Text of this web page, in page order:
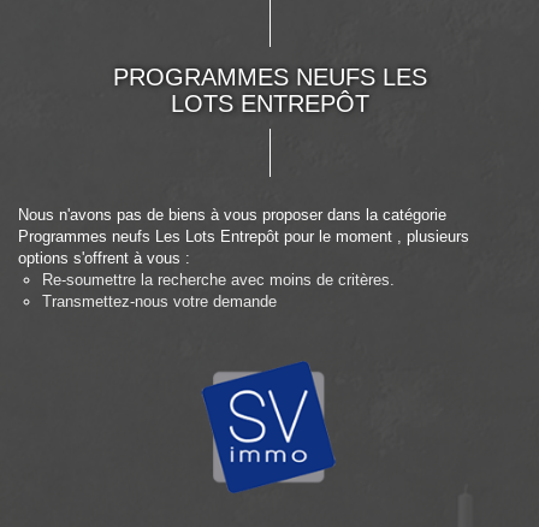
PROGRAMMES NEUFS LES
LOTS ENTREPÔT
Nous n'avons pas de biens à vous proposer dans la catégorie
Programmes neufs Les Lots Entrepôt pour le moment , plusieurs
options s'offrent à vous :
Re-soumettre la recherche avec moins de critères.
Transmettez-nous votre demande